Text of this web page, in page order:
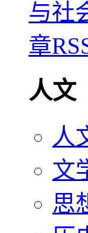
人文
人
文
思